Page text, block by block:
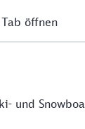
öffnen
und